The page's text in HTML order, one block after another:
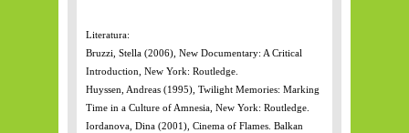
Literatura:
Bruzzi, Stella (2006), New Documentary: A Critical
Introduction, New York: Routledge.
Huyssen, Andreas (1995), Twilight Memories: Marking
Time in a Culture of Amnesia, New York: Routledge.
Iordanova, Dina (2001), Cinema of Flames. Balkan